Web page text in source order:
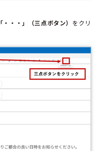
「・・・」（三点ボタン） をクリ